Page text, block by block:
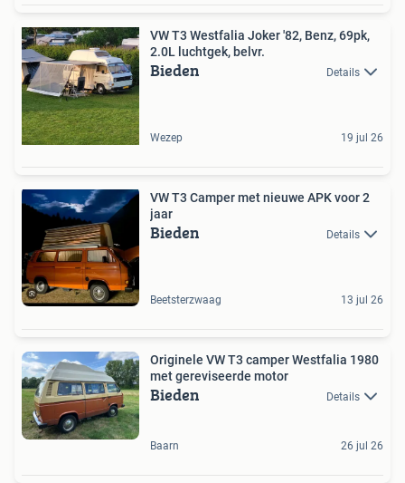
VW T3 Westfalia Joker '82, Benz, 69pk,
2.0L luchtgek, belvr.
Bieden Details
Wezep 19 jul 26
VW T3 Camper met nieuwe APK voor 2
jaar
Bieden Details
Beetsterzwaag 13 jul 26
Originele VW T3 camper Westfalia 1980
met gereviseerde motor
Bieden Details
Baarn 26 jul 26